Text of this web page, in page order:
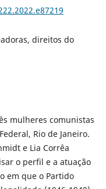
direitos do
mulheres comunistas
Rio de Janeiro.
e Lia Corrêa
o perfil e a atuação
em que o Partido